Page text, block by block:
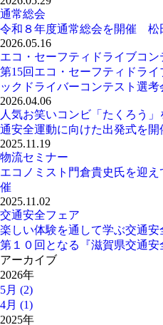
通常総会
令和８年度通常総会を開催 松
2026.05.16
エコ・セーフティドライブコン
第15回エコ・セーフティドラ
ックドライバーコンテスト選考
2026.04.06
人気お笑いコンビ「たくろう
通安全運動に向けた出発式を開
2025.11.19
物流セミナー
エコノミスト門倉貴史氏を迎
催
2025.11.02
交通安全フェア
楽しい体験を通して学ぶ交通安
第１０回となる『滋賀県交通安
アーカイブ
2026年
5月 (2)
4月 (1)
2025年